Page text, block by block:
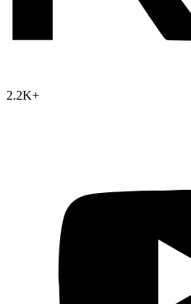
2.2K+